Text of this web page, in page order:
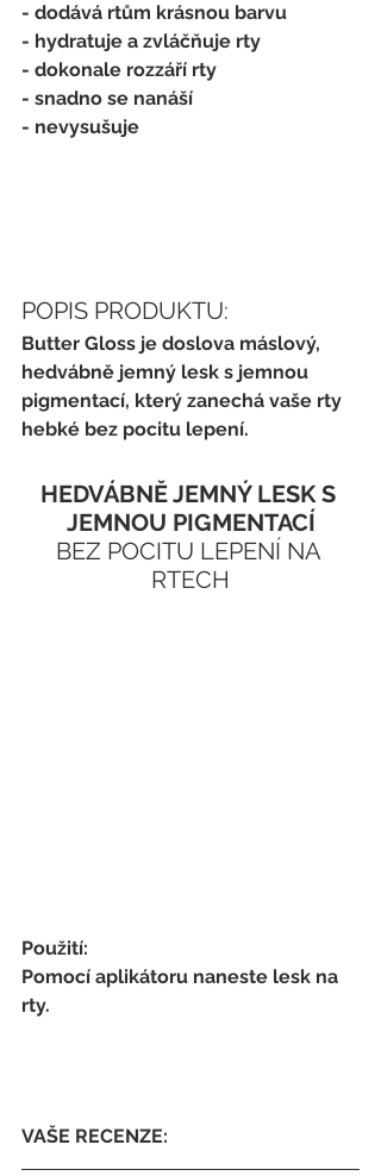
- dodává rtům krásnou barvu
- hydratuje a zvláčňuje rty
- dokonale rozzáří rty
- snadno se nanáší
- nevysušuje
POPIS PRODUKTU:
Butter Gloss je doslova máslový,
hedvábně jemný lesk s jemnou
pigmentací, který zanechá vaše rty
hebké bez pocitu lepení.
HEDVÁBNĚ JEMNÝ LESK S
JEMNOU PIGMENTACÍ
BEZ POCITU LEPENÍ NA
RTECH
Použití:
Pomocí aplikátoru naneste lesk na
rty.
VAŠE RECENZE: